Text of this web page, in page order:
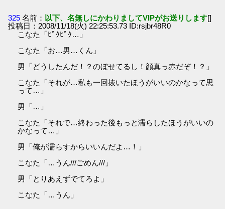
325 名前： 以下、名無しにかわりましてVIPがお送りします[]
投稿日：2008/11/18(火) 22:25:53.73 ID:rsjbr48R0
こなた「ﾋﾟｸﾋﾟｸ…」
こなた「お…男…くん」
男「どうしたんだ！？のぼせてるし！顔真っ赤だぞ！？」
こなた「それが…私も一回抜いたほうがいいのかなって思
って…」
男「…」
こなた「それで…終わった後もっと濡らしたほうがいいの
かなって…」
男「俺が濡らすからいいんだよ…！」
こなた「…うん///ごめん///」
男「とりあえずでてろよ」
こなた「…うん」